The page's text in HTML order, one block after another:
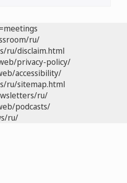
ru/
ru/disclaim.html
privacy-policy/
accessibility/
ru/sitemap.html
ru/
podcasts/
ru/